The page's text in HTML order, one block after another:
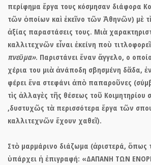
περίφημα ἔργα τους κόσμησαν διάφορα
τῶν ὁποίων καὶ ἐκεῖνο τῶν Ἀθηνῶν) μὲ
ἀξίας παραστάσεις τους. Μιὰ
καλλιτεχνῶν εἶναι ἐκείνη ποὺ
πνεῦμα». Παριστάνει ἕναν ἄγγελο, ο
χέρια του μιὰ ἀνάποδη σβησμένη δᾶδα,
φέρει ἕνα στεφάνι ἀπὸ παπαροῦνες
τὶς ἀλλαγὲς τῆς θέσεως τοῦ Κοιμητηρίου
,δυστυχῶς τὰ περισσότερα ἔργα τῶν
καλλιτεχνῶν ἔχουν χαθεῖ).
Στὸ μαρμάρινο διάζωμα (ἀριστερά, ὅπως
ὑπάρχει ἡ ἐπιγραφή: «ΔΑΠΑΝΗ ΤΩΝ